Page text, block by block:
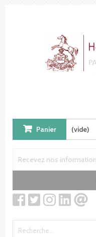
Panier (vide)